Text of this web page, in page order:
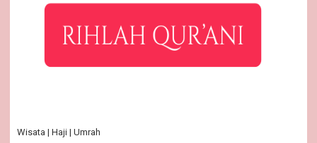
Wisata | Haji | Umrah